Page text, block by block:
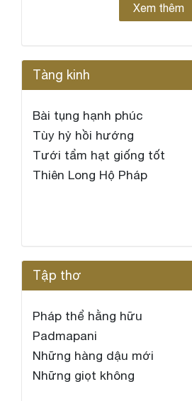
Xem thêm
Tàng kinh
Bài tụng hạnh phúc
Tùy hỷ hồi hướng
Tưới tẩm hạt giống tốt
Thiên Long Hộ Pháp
Tập thơ
Pháp thể hằng hữu
Padmapani
Những hàng dậu mới
Những giọt không